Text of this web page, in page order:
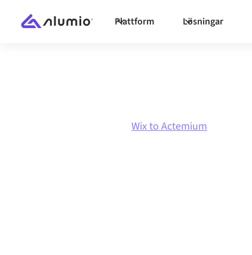
Plattform Lösningar
Wix to Actemium